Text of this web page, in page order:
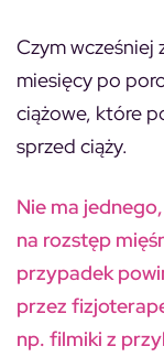
Czym wcześniej
miesięcy po
ciążowe, które
sprzed ciąży.
Nie ma
na rozstęp
przypadek
przez
np. filmiki z